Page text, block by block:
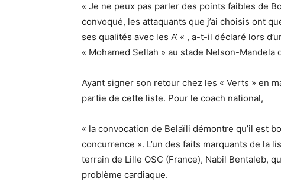
« Je ne peux pas parler des points faibles de
convoqué, les attaquants que j’ai choisis ont
ses qualités avec les A’ « , a-t-il déclaré lors
« Mohamed Sellah » au stade Nelson-Mandela
Ayant signer son retour chez les « Verts » en
partie de cette liste. Pour le coach national,
« la convocation de Belaïli démontre qu’il est
concurrence ». L’un des faits marquants de la
terrain de Lille OSC (France), Nabil Bentaleb,
problème cardiaque.